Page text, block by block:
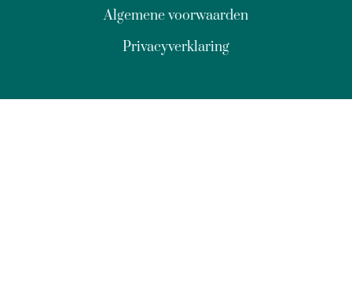
Privacyverklaring
Algemene voorwaarden